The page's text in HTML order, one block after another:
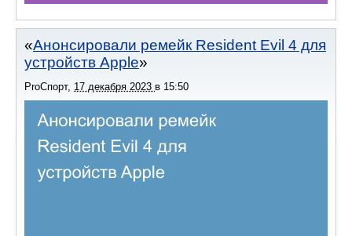
Анонсировали ремейк Resident Evil 4 для
устройств Apple
ProСпорт, 17 декабря 2023 в 15:50